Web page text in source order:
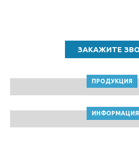
ПРОДУКЦИЯ
ИНФОРМАЦИЯ